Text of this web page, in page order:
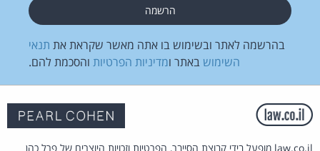
בהרשמה לאתר ובשימוש בו אתה מאשר שקראת את תנאי
השימוש באתר ומדיניות הפרטיות והסכמת להם.
law.co.il מופעל בידי קבוצת הסייבר, הפרטיות וזכויות היוצרים של פרל כהן